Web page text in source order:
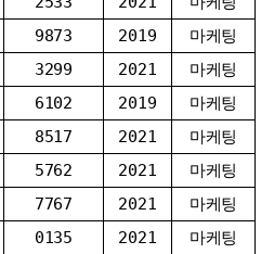
9873 2019
마케팅
3299 2021
마케팅
6102 2019
마케팅
8517 2021
마케팅
5762 2021
마케팅
7767 2021
마케팅
0135 2021
마케팅